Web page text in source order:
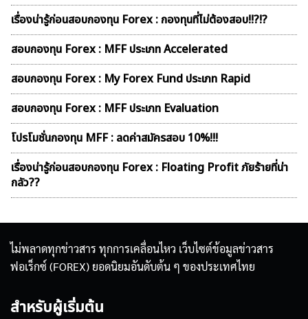
เรื่องน่ารู้ก่อนสอบกองทุน Forex : กองทุนที่ไม่ต้องสอบ!!?!?
สอบกองทุน Forex : MFF ประเภท Accelerated
สอบกองทุน Forex : My Forex Fund ประเภท Rapid
สอบกองทุน Forex : MFF ประเภท Evaluation
โปรโมชั่นกองทุน MFF : ลดค่าสมัครสอบ 10%!!!
เรื่องน่ารู้ก่อนสอบกองทุน Forex : Floating Profit ภัยร้ายที่น่า
กลัว??
ไม่พลาดทุกข่าวสาร ทุกการเคลื่อนไหว เว็บไซต์ข้อมูลข่าวสาร
ฟอเร็กซ์ (FOREX) ยอดนิยมอันดับต้น ๆ ของประเทศไทย
สำหรับผู้เริ่มต้น